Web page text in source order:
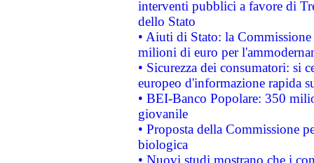
interventi pubblici a favore di
dello Stato
• Aiuti di Stato: la
milioni di euro per
• Sicurezza dei consumatori: si
europeo d'informazione rapida
• BEI-Banco Popolare: 350
giovanile
• Proposta della Commissione
biologica
• Nuovi studi mostrano che i